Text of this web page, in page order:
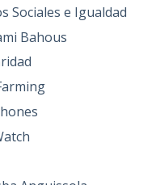
Sociales e Igualdad
Bahous